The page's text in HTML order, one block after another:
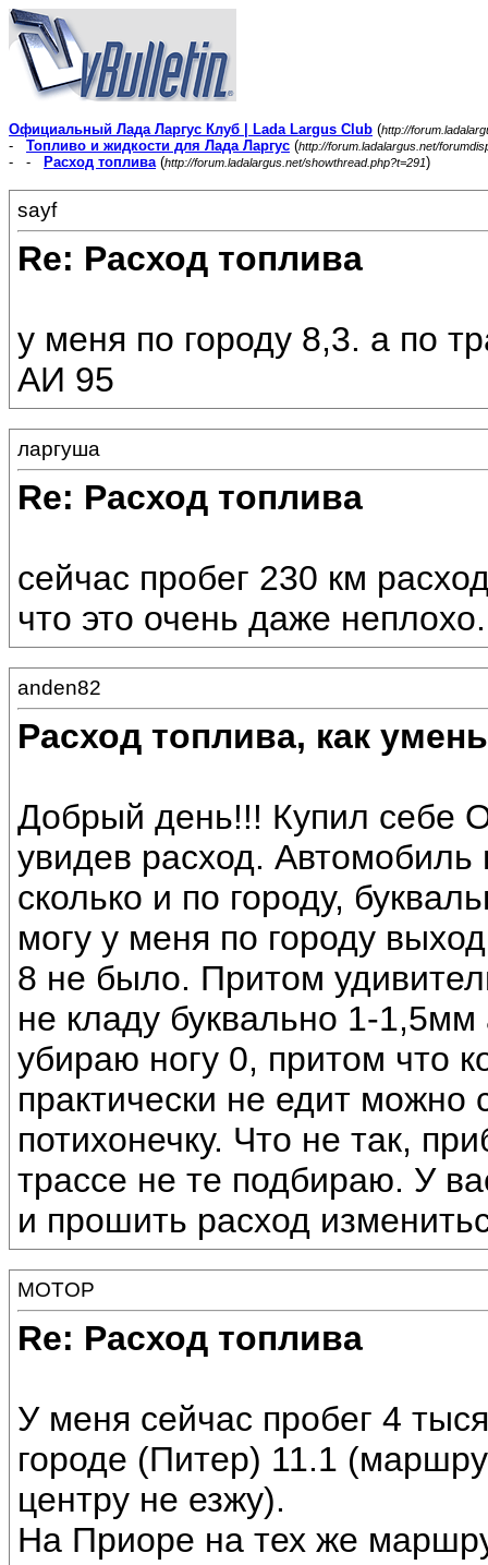
Официальный Лада Ларгус Клуб | Lada Largus Club (http://
- Топливо и жидкости для Лада Ларгус (http://forum.ladalargus.net/
- - Расход топлива(http://forum.ladalargus.net/showthread.php?t=291)
sayf
Re: Расход топлива
у меня по городу 8,3. а по
АИ 95
ларгуша
Re: Расход топлива
сейчас пробег 230 км
что это очень даже
anden82
Расход топлива, как
Добрый день!!! Купил себе
увидев расход. Автомобиль
сколько и по городу,
могу у меня по городу
8 не было. Притом
не кладу буквально 1-
убираю ногу 0, притом что
практически не едит можно
потихонечку. Что не так,
трассе не те подбираю. У
и прошить расход
MOTOP
Re: Расход топлива
У меня сейчас пробег 4
городе (Питер) 11.1
центру не езжу).
На Приоре на тех же